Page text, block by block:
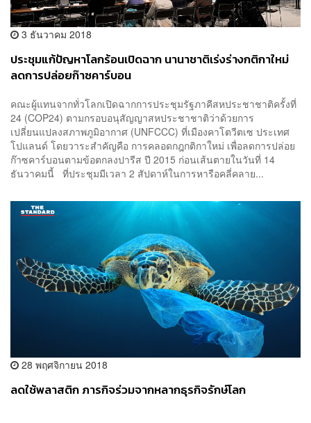
3 ธันวาคม 2018
ประชุมแก้ปัญหาโลกร้อนเปิดฉาก นานาชาติเร่งร่างกติกาใหม่
ลดการปล่อยก๊าซคาร์บอน
คณะผู้แทนจากทั่วโลกเปิดฉากการประชุมรัฐภาคีสหประชาชาติครั้งที่
24 (COP24) ตามกรอบอนุสัญญาสหประชาชาติว่าด้วยการ
เปลี่ยนแปลงสภาพภูมิอากาศ (UNFCCC) ที่เมืองคาโตวีตเซ ประเทศ
โปแลนด์ โดยวาระสำคัญคือ การคลอดกฎกติกาใหม่ เพื่อลดการปล่อย
ก๊าซคาร์บอนตามข้อตกลงปารีส ปี 2015 ก่อนเส้นตายในวันที่ 14
ธันวาคมนี้ ที่ประชุมมีเวลา 2 สัปดาห์ในการหารือคลี่คลาย...
28 พฤศจิกายน 2018
ลดใช้พลาสติก ภารกิจร่วมจากหลากธุรกิจรักษ์โลก